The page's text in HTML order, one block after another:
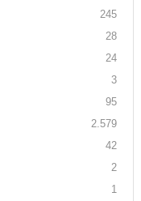
245
28
24
3
95
2.579
42
2
1